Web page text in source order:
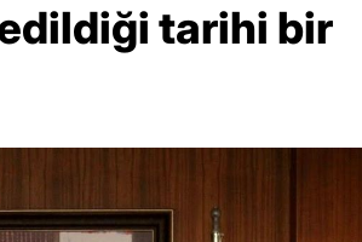
tarihi bir